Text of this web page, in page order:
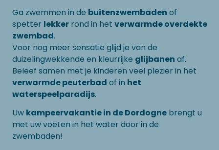
Ga zwemmen in de buitenzwembaden of
spetter lekkerrond in het verwarmde overdekte
zwembad.
Voor nog meer sensatie glijd je van de
duizelingwekkende en kleurrijke glijbanen af.
Beleef samen met je kinderen veel plezier in het
verwarmde peuterbad of in het
waterspeelparadijs.
Uw kampeervakantie in de Dordognebrengt u
met uw voeten in het water door in de
zwembaden!